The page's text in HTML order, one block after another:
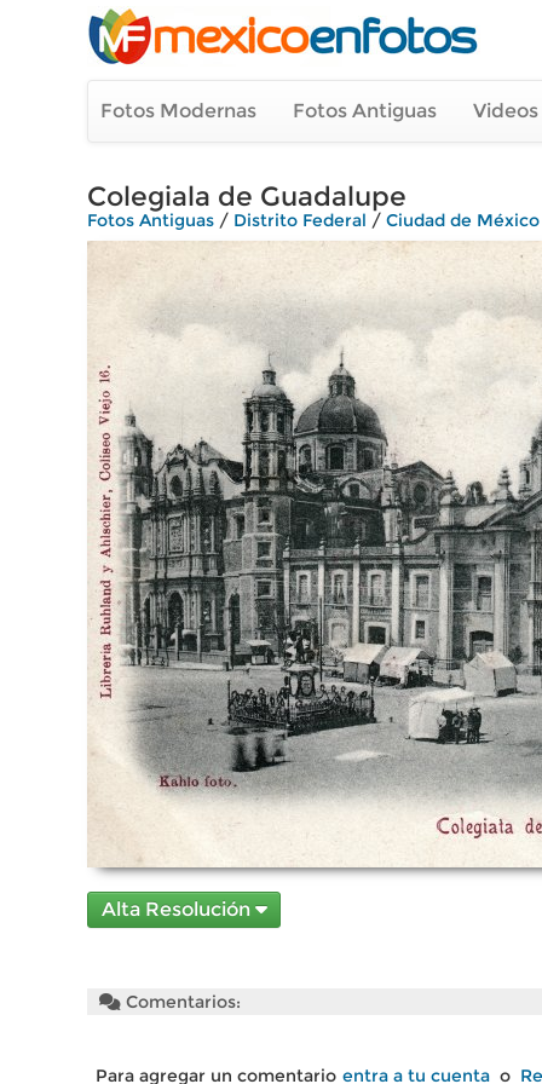
Fotos Modernas Fotos Antiguas
Colegiala de Guadalupe
Fotos Antiguas / Distrito Federal / Ciudad de México
Alta Resolución
Comentarios:
Para agregar un comentario entra a tu cuenta o